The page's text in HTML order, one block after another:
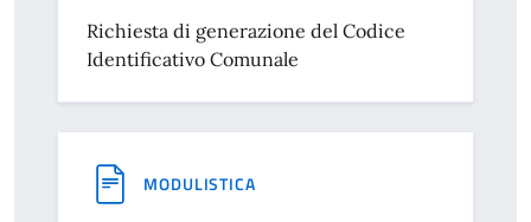
Richiesta di generazione del Codice
Identificativo Comunale
MODULISTICA